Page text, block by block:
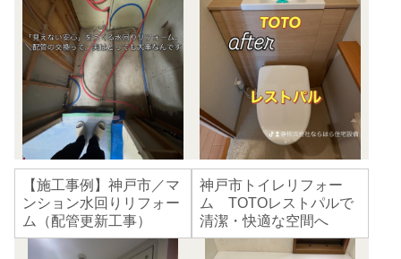
【施工事例】神戸市／マ
ンション水回りリフォー
ム（配管更新工事）
神戸市トイレリフォー
ム TOTOレストパルで
清潔・快適な空間へ